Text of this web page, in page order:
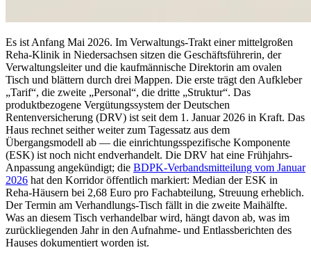
Es ist Anfang Mai 2026. Im Verwaltungs-Trakt einer mittelgroßen
Reha-Klinik in Niedersachsen sitzen die Geschäftsführerin, der
Verwaltungsleiter und die kaufmännische Direktorin am ovalen
Tisch und blättern durch drei Mappen. Die erste trägt den Aufkleber
„Tarif“, die zweite „Personal“, die dritte „Struktur“. Das
produktbezogene Vergütungssystem der Deutschen
Rentenversicherung (DRV) ist seit dem 1. Januar 2026 in Kraft. Das
Haus rechnet seither weiter zum Tagessatz aus dem
Übergangsmodell ab — die einrichtungsspezifische Komponente
(ESK) ist noch nicht endverhandelt. Die DRV hat eine Frühjahrs-
Anpassung angekündigt; die BDPK-Verbandsmitteilung vom Januar
2026 hat den Korridor öffentlich markiert: Median der ESK in
Reha-Häusern bei 2,68 Euro pro Fachabteilung, Streuung erheblich.
Der Termin am Verhandlungs-Tisch fällt in die zweite Maihälfte.
Was an diesem Tisch verhandelbar wird, hängt davon ab, was im
zurückliegenden Jahr in den Aufnahme- und Entlassberichten des
Hauses dokumentiert worden ist.